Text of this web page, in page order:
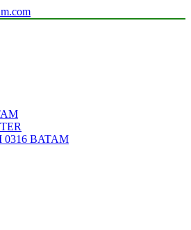
0316 BATAM